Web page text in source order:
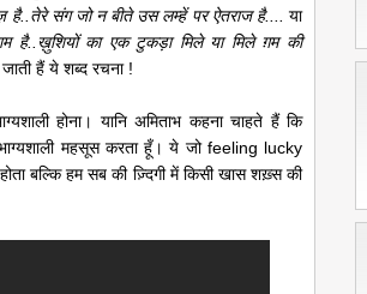
है..तेरे संग जो न बीते उस लम्हें पर ऐतराज है....
या
है..ख़ुशियों का एक टुकड़ा मिले या मिले ग़म की
हैं ये शब्द रचना !
होना। यानि अमिताभ कहना चाहते हैं कि
महसूस करता हूँ। ये जो feeling lucky
बल्कि हम सब की ज़ि्दगी में किसी खास शख़्स की